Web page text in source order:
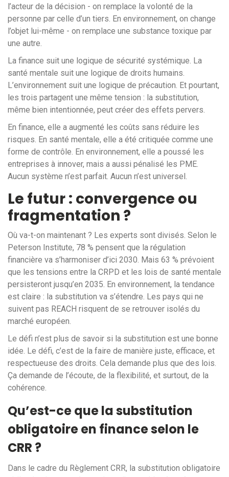
l’acteur de la décision - on remplace la volonté de la
personne par celle d’un tiers. En environnement, on change
l’objet lui-même - on remplace une substance toxique par
une autre.
La finance suit une logique de sécurité systémique. La
santé mentale suit une logique de droits humains.
L’environnement suit une logique de précaution. Et pourtant,
les trois partagent une même tension : la substitution,
même bien intentionnée, peut créer des effets pervers.
En finance, elle a augmenté les coûts sans réduire les
risques. En santé mentale, elle a été critiquée comme une
forme de contrôle. En environnement, elle a poussé les
entreprises à innover, mais a aussi pénalisé les PME.
Aucun système n’est parfait. Aucun n’est universel.
Le futur : convergence ou
fragmentation ?
Où va-t-on maintenant ? Les experts sont divisés. Selon le
Peterson Institute, 78 % pensent que la régulation
financière va s’harmoniser d’ici 2030. Mais 63 % prévoient
que les tensions entre la CRPD et les lois de santé mentale
persisteront jusqu’en 2035. En environnement, la tendance
est claire : la substitution va s’étendre. Les pays qui ne
suivent pas REACH risquent de se retrouver isolés du
marché européen.
Le défi n’est plus de savoir si la substitution est une bonne
idée. Le défi, c’est de la faire de manière juste, efficace, et
respectueuse des droits. Cela demande plus que des lois.
Ça demande de l’écoute, de la flexibilité, et surtout, de la
cohérence.
Qu’est-ce que la substitution
obligatoire en finance selon le
CRR ?
Dans le cadre du Règlement CRR, la substitution obligatoire